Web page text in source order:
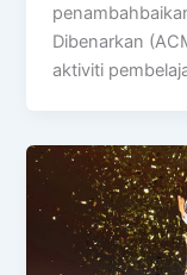
Dibenarkan
aktiviti